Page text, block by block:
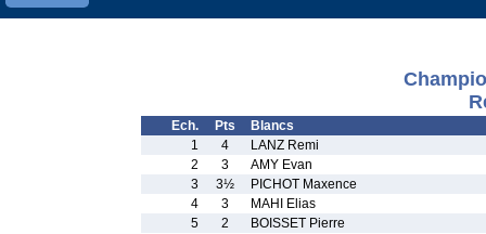
Ech. Pts
Blancs
1
4
LANZ Remi
2
3
AMY Evan
3
3½
PICHOT Maxence
4
3
MAHI Elias
5
2
BOISSET Pierre